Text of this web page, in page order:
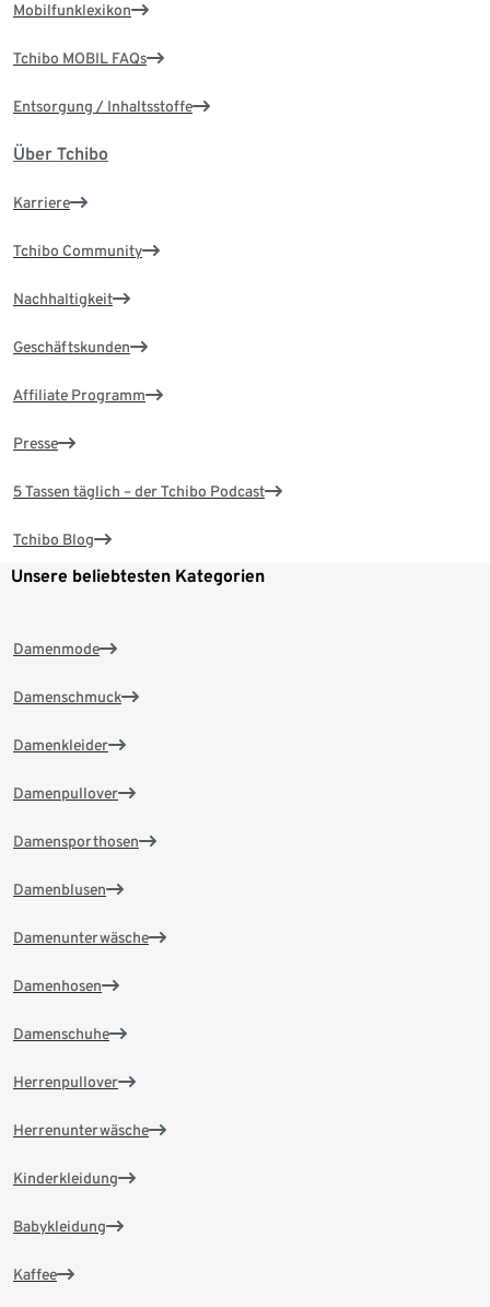
Mobilfunklexikon
Tchibo MOBIL FAQs
Entsorgung / Inhaltsstoffe
Über Tchibo
Karriere
Tchibo Community
Nachhaltigkeit
Geschäftskunden
Affiliate Programm
Presse
5 Tassen täglich – der Tchibo Podcast
Tchibo Blog
Unsere beliebtesten Kategorien
Damenmode
Damenschmuck
Damenkleider
Damenpullover
Damensporthosen
Damenblusen
Damenunterwäsche
Damenhosen
Damenschuhe
Herrenpullover
Herrenunterwäsche
Kinderkleidung
Babykleidung
Kaffee